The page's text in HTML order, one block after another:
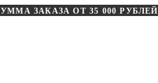
ЗАКАЗА ОТ 35 000 РУБЛЕЙ